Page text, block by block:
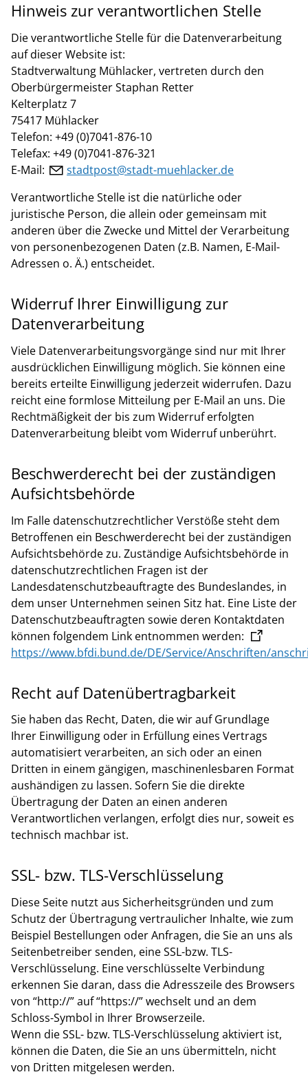
Hinweis zur verantwortlichen Stelle
Die verantwortliche Stelle für die Datenverarbeitung
auf dieser Website ist:
Stadtverwaltung Mühlacker, vertreten durch den
Oberbürgermeister Staphan Retter
Kelterplatz 7
75417 Mühlacker
Telefon: +49 (0)7041-876-10
Telefax: +49 (0)7041-876-321
E-Mail:
st dtp st st dt-m hl ck r d
Verantwortliche Stelle ist die natürliche oder
juristische Person, die allein oder gemeinsam mit
anderen über die Zwecke und Mittel der Verarbeitung
von personenbezogenen Daten (z.B. Namen, E-Mail-
Adressen o. Ä.) entscheidet.
Widerruf Ihrer Einwilligung zur
Datenverarbeitung
Viele Datenverarbeitungsvorgänge sind nur mit Ihrer
ausdrücklichen Einwilligung möglich. Sie können eine
bereits erteilte Einwilligung jederzeit widerrufen. Dazu
reicht eine formlose Mitteilung per E-Mail an uns. Die
Rechtmäßigkeit der bis zum Widerruf erfolgten
Datenverarbeitung bleibt vom Widerruf unberührt.
Beschwerderecht bei der zuständigen
Aufsichtsbehörde
Im Falle datenschutzrechtlicher Verstöße steht dem
Betroffenen ein Beschwerderecht bei der zuständigen
Aufsichtsbehörde zu. Zuständige Aufsichtsbehörde in
datenschutzrechtlichen Fragen ist der
Landesdatenschutzbeauftragte des Bundeslandes, in
dem unser Unternehmen seinen Sitz hat. Eine Liste der
Datenschutzbeauftragten sowie deren Kontaktdaten
können folgendem Link entnommen werden:
https://www.bfdi.bund.de/DE/Service/Anschriften/
Recht auf Datenübertragbarkeit
Sie haben das Recht, Daten, die wir auf Grundlage
Ihrer Einwilligung oder in Erfüllung eines Vertrags
automatisiert verarbeiten, an sich oder an einen
Dritten in einem gängigen, maschinenlesbaren Format
aushändigen zu lassen. Sofern Sie die direkte
Übertragung der Daten an einen anderen
Verantwortlichen verlangen, erfolgt dies nur, soweit es
technisch machbar ist.
SSL- bzw. TLS-Verschlüsselung
Diese Seite nutzt aus Sicherheitsgründen und zum
Schutz der Übertragung vertraulicher Inhalte, wie zum
Beispiel Bestellungen oder Anfragen, die Sie an uns als
Seitenbetreiber senden, eine SSL-bzw. TLS-
Verschlüsselung. Eine verschlüsselte Verbindung
erkennen Sie daran, dass die Adresszeile des Browsers
von “http://” auf “https://” wechselt und an dem
Schloss-Symbol in Ihrer Browserzeile.
Wenn die SSL- bzw. TLS-Verschlüsselung aktiviert ist,
können die Daten, die Sie an uns übermitteln, nicht
von Dritten mitgelesen werden.